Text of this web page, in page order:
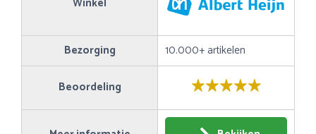
Bezorging 10.000+ artikelen
Beoordeling